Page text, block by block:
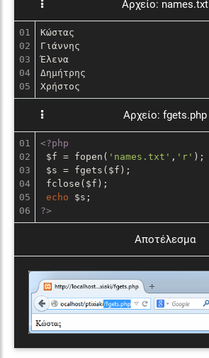
Αρχείο: names.txt
01
02
03
04
Κώστας
Γιάννης
Έλενα
Δημήτρης
Χρήστος
Αρχείο: fgets.php
01
02
03
04
05
<?php
$f = fopen( 'names.txt' , 'r' );
$s = fgets($f);
fclose($f);
echo
?>
Αποτέλεσμα